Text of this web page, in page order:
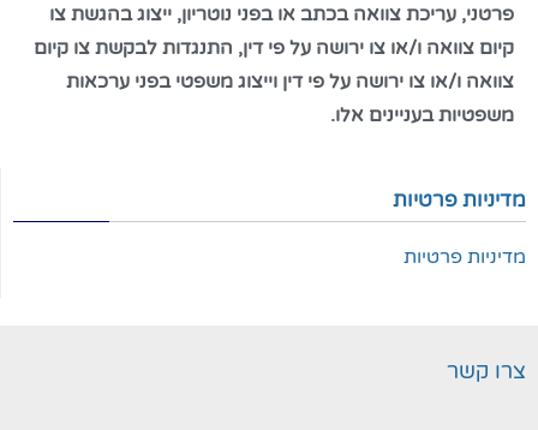
מדיניות פרטיות
מדיניות פרטיות
פרטני, עריכת צוואה בכתב או בפני נוטריון, ייצוג בהגשת צו
קיום צוואה ו/או צו ירושה על פי דין, התנגדות לבקשת צו קיום
צוואה ו/או צו ירושה על פי דין וייצוג משפטי בפני ערכאות
משפטיות בעניינים אלו.
צרו קשר